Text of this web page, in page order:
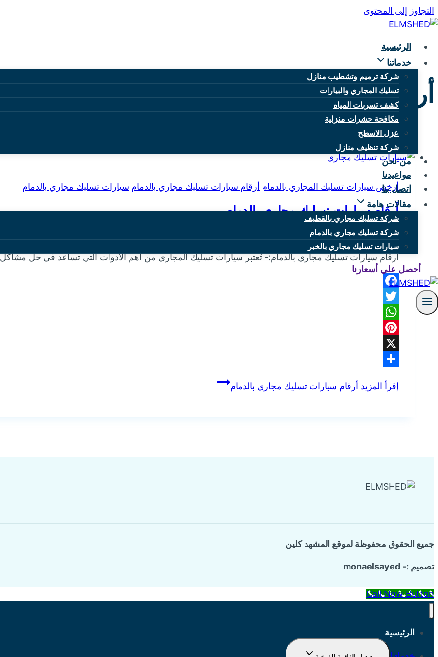
التجاوز إلى المحتوى
الرئيسية
خدماتنا
شركة ترميم وتشطيب منازل
تسليك المجاري والبيارات
كشف تسربات المياه
مكافحة حشرات منزلية
عزل الاسطح
شركة تنظيف منازل
من نحن
مواعيدنا
اتصل بنا
مقالات هامة
شركة تسليك مجاري بالقطيف
شركة تسليك مجاري بالدمام
سيارات تسليك مجاري بالخبر
أحصل علي أسعارنا
أرخص سيارات تسليك المجاري بالدمام
أرخص سيارات تسليك المجاري بالدمام أرقام سيارات تسليك مجاري بالدمام سيارات تسليك مجاري بالدمام
أرقام سيارات تسليك مجاري بالدمام
بواسطةmona نوفمبر 19, 2024
أرقام سيارات تسليك مجاري بالدمام:- تُعتبر سيارات تسليك المجاري من أهم الأدوات التي تساعد في حل
Facebook
Twitter
WhatsApp
Pinterest
X
إقرأ المزيد أرقام سيارات تسليك مجاري بالدمام
جميع الحقوق محفوظة لموقع المشهد كلين
تصميم :- monaelsayed
Call Now Button
الرئيسية